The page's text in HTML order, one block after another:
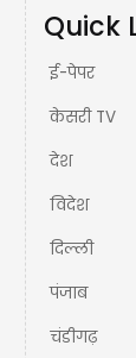
Quick
ई-पेपर
केसरी TV
देश
विदेश
दिल्ली
पंजाब
चंडीगढ़